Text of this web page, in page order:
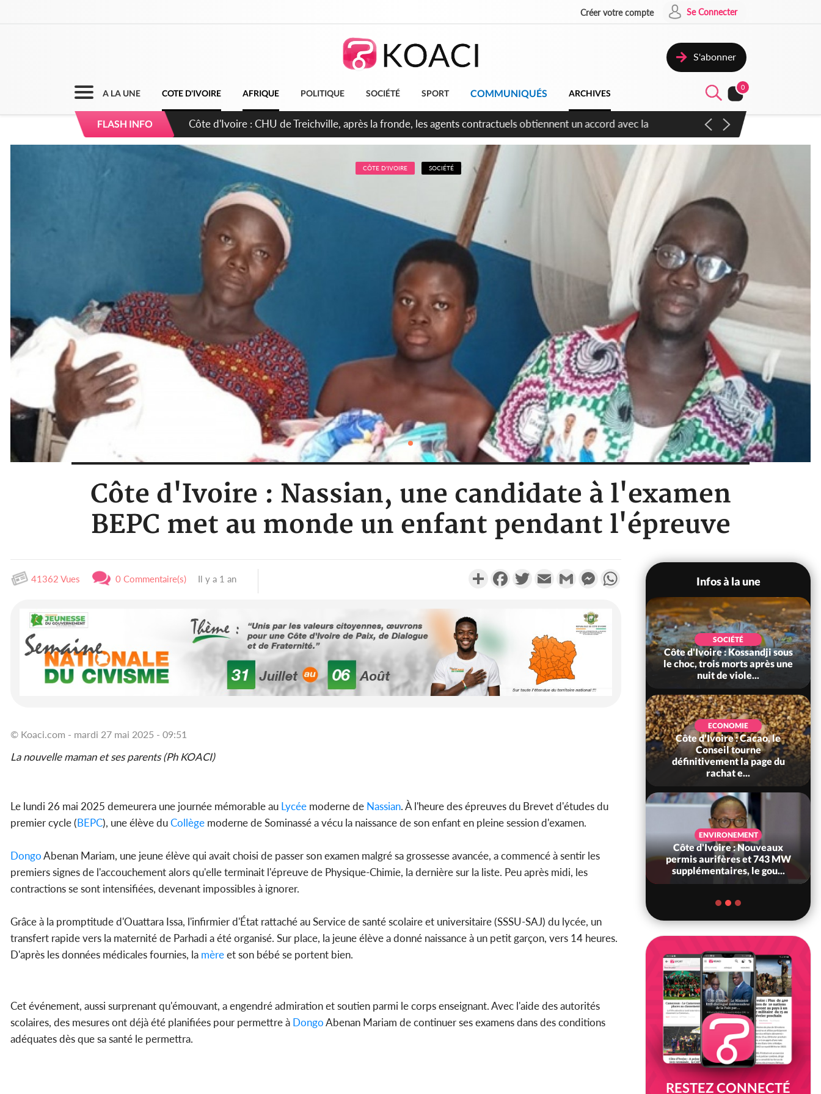
Créer votre compte Se Connecter
S'abonner
A LA UNE COTE D'IVOIRE AFRIQUE POLITIQUE SOCIÉTÉ SPORT COMMUNIQUÉS ARCHIVES
0
FLASH INFO
Côte d'Ivoire : CHU de Treichville, après la fronde, les agents contractuels obtiennent un accord avec la
direction sur les arriérés du SMIG 2023
CÔTE D'IVOIRE SOCIÉTÉ
Côte d'Ivoire : Nassian, une candidate à l'examen
BEPC met au monde un enfant pendant l'épreuve
41362 Vues 0 Commentaire(s) Il y a 1 an PartagerFacebookTwitterEmail Gmail MessengerWhatsApp
© Koaci.com - mardi 27 mai 2025 - 09:51
La nouvelle maman et ses parents (Ph KOACI)
Le lundi 26 mai 2025 demeurera une journée mémorable au Lycée moderne de Nassian. À l'heure des épreuves du Brevet d'études du
premier cycle (BEPC), une élève duCollège moderne de Sominassé a vécu la naissance de son enfant en pleine session d'examen.
DongoAbenan Mariam, une jeune élève qui avait choisi de passer son examen malgré sa grossesse avancée, a commencé à sentir les
premiers signes de l'accouchement alors qu'elle terminait l'épreuve de Physique-Chimie, la dernière sur la liste. Peu après midi, les
contractions se sont intensifiées, devenant impossibles à ignorer.
Grâce à la promptitude d'Ouattara Issa, l'infirmier d'État rattaché au Service de santé scolaire et universitaire (SSSU-SAJ) du lycée, un
transfert rapide vers la maternité de Parhadi a été organisé. Sur place, la jeune élève a donné naissance à un petit garçon, vers 14 heures.
D'après les données médicales fournies, la mèreet son bébé se portent bien.
Cet événement, aussi surprenant qu'émouvant, a engendré admiration et soutien parmi le corps enseignant. Avec l'aide des autorités
scolaires, des mesures ont déjà été planifiées pour permettre à DongoAbenan Mariam de continuer ses examens dans des conditions
adéquates dès que sa santé le permettra.
Infos à la une
POLITIQUE
Côte d'Ivoire : Indépendance
2026, Yopougon coeur
battant de la célébration...
sanitaire, le gouvernement
modernise ses structures...
SOCIÉTÉ
Côte d'Ivoire : Kossandji sous
le choc, trois morts après une
nuit de viole...
permis aurifères et 743 MW
supplémentaires, le gou...
POLITIQUE
Côte d'Ivoire : Jeunesse,
après des résultats au-delà
des attentes, le gouv...
EVENEMENTIEL
Côte d'Ivoire: Cacao, une
découverte 100 % ivoirienne
redonne espoir face a...
ECONOMIE
Côte d'Ivoire : Hausse des
carburants, le gouvernement
avoue : « Nous n'avi...
RESTEZ CONNECTÉ